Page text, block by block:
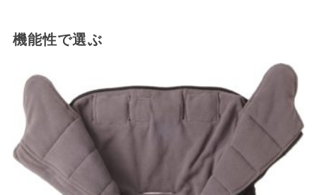
機能性で選ぶ